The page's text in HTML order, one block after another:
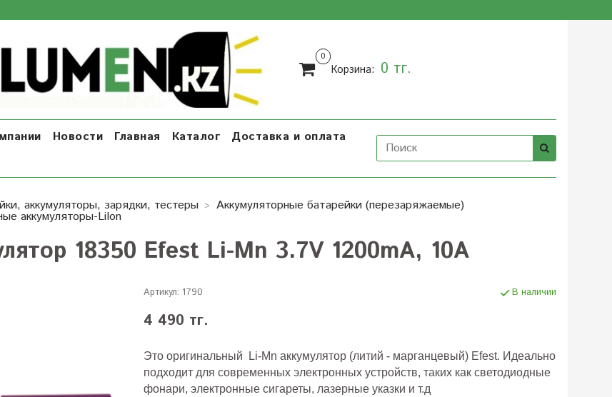
0
Корзина: 0 тг.
Новости Главная Каталог
Доставка и оплата
аккумуляторы, зарядки, тестеры Аккумуляторные батарейки (перезаряжаемые)
аккумуляторы-LiIon
18350 Efest Li-Mn 3.7V 1200mA, 10А
Артикул: 1790 В наличии
4 490 тг.
Это оригинальный Li-Mn аккумулятор (литий - марганцевый) Efest. Идеально
подходит для современных электронных устройств, таких как светодиодные
фонари, электронные сигареты, лазерные указки и т.д